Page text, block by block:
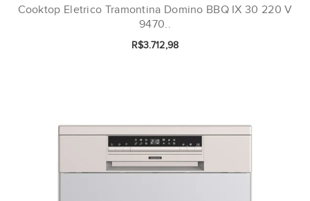
Cooktop Eletrico Tramontina Domino BBQ IX 30 220 V
9470..
R$3.712,98